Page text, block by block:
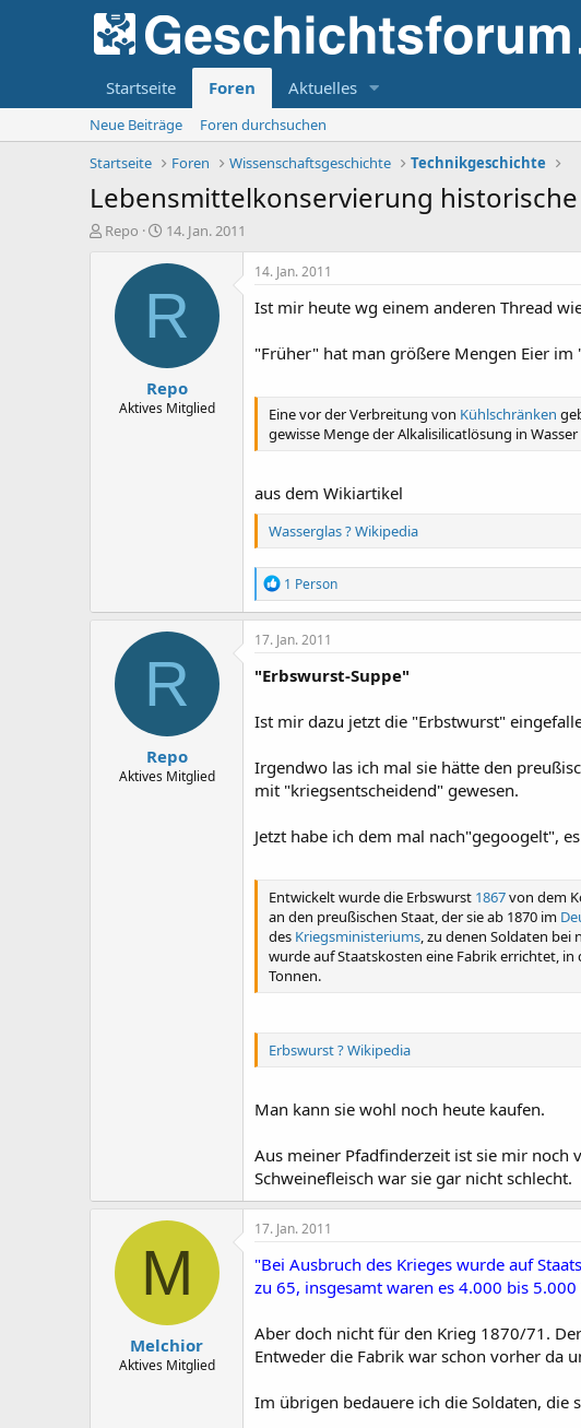
Startseite Foren Aktuelles
Neue Beiträge
Foren durchsuchen
Startseite
Foren Wissenschaftsgeschichte Technikgeschichte
Lebensmittelkonservierung
E
Repo
E
s
t
a
m
14. Jan. 2011
R
Repo
Aktives Mitglied
14. Jan. 2011
Ist mir heute wg einem anderen Thread
"Früher" hat man größere Mengen Eier im
Eine vor der Verbreitung von Kühlschränken
gewisse Menge der Alkalisilicatlösung in
aus dem Wikiartikel
Wasserglas ? Wikipedia
R
e
a
k
i
o
e
1 Person
R
Repo
Aktives Mitglied
17. Jan. 2011
"Erbswurst-Suppe"
Ist mir dazu jetzt die "Erbstwurst"
Irgendwo las ich mal sie hätte den
mit "kriegsentscheidend" gewesen.
Jetzt habe ich dem mal nach"gegoogelt",
Entwickelt wurde die Erbswurst 1867von dem
an den preußischen Staat, der sie ab 1870 im
des Kriegsministeriums , zu denen Soldaten
wurde auf Staatskosten eine Fabrik errichtet, in
Tonnen.
Erbswurst ? Wikipedia
Man kann sie wohl noch heute kaufen.
Aus meiner Pfadfinderzeit ist sie mir noch
Schweinefleisch war sie gar nicht schlecht.
M
Melchior
Aktives Mitglied
17. Jan. 2011
"Bei Ausbruch des Krieges wurde auf
zu 65, insgesamt waren es 4.000 bis 5.000
Aber doch nicht für den Krieg 1870/71.
Entweder die Fabrik war schon vorher da
Im übrigen bedauere ich die Soldaten, die